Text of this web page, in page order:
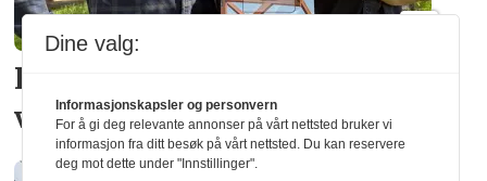
Håper nye treslag kan
videreutvikle limtre
Dine valg:
Informasjonskapsler og personvern
For å gi deg relevante annonser på vårt nettsted bruker vi
informasjon fra ditt besøk på vårt nettsted. Du kan reservere
deg mot dette under "Innstillinger".